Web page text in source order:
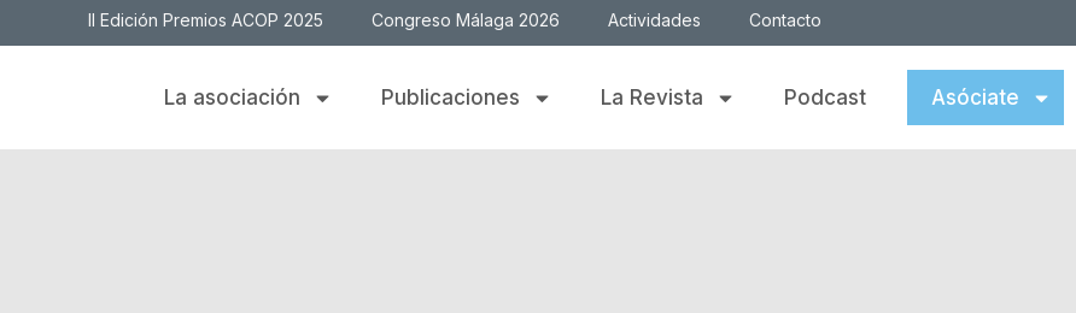
II Edición Premios ACOP 2025 Congreso Málaga 2026 Actividades Contacto
La asociación Publicaciones La Revista Podcast Asóciate